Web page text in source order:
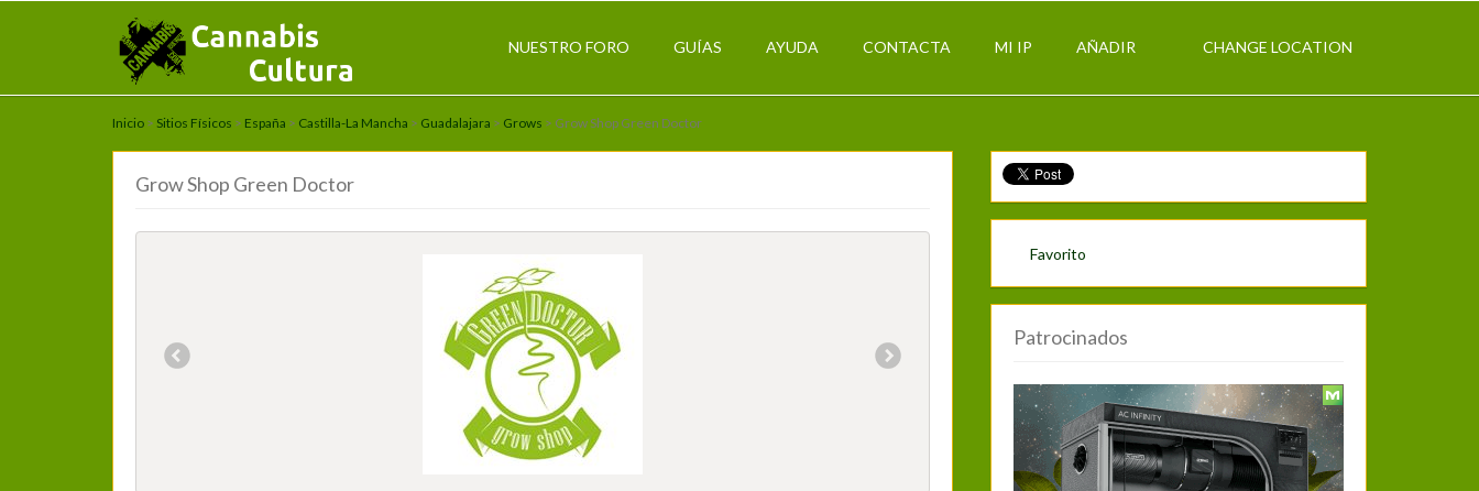
NUESTRO FORO GUÍAS AYUDA CONTACTA MI IP AÑADIR CHANGE LOCATION
Inicio > Sitios Físicos > España > Castilla-La Mancha > Guadalajara > Grows > Grow Shop Green Doctor
Grow Shop Green Doctor
Favorito
Patrocinados